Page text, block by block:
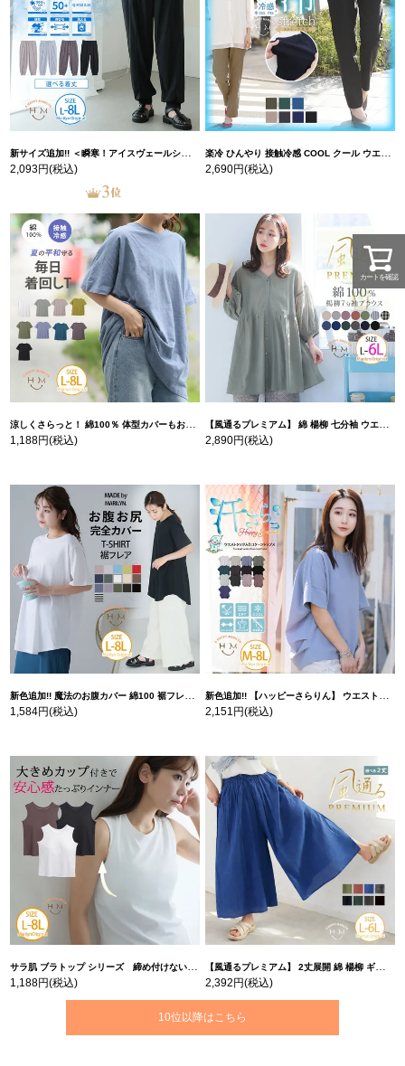
新サイズ追加!! ＜瞬寒！アイスヴェールシリーズ＞ 美脚 ジョガーパンツ 【ウェストゴム】 【ストレッチ】 | 大きいサイズの通販ならハッピーマリリン
2,093円(税込)
楽冷 ひんやり 接触冷感 COOL クール ウエストゴム 楽ちん ストレッチ 美脚 レギパン 【ストレッチ】 | 大きいサイズの通販ならハッピーマリリン
2,690円(税込)
涼しくさらっと！ 綿100％ 体型カバーもお洒落も叶える 風合いコットン ゆるシルエット ドルマン | 大きいサイズの通販ならハッピーマリリン
1,188円(税込)
【風通るプレミアム】 綿 楊柳 七分袖 ウエストギャザー ブラウス | 大きいサイズの通販ならハッピーマリリン
2,890円(税込)
新色追加!! 魔法のお腹カバー 綿100 裾フレア Tシャツ | 大きいサイズの通販ならハッピーマリリン
1,584円(税込)
新色追加!! 【ハッピーさらりん】 ウエストタック入り スッキリ魅せ コクーントップス | 大きいサイズの通販ならハッピーマリリン
2,151円(税込)
サラ肌 ブラトップ シリーズ 締め付けない リブ タンクトップ | 大きいサイズの通販ならハッピーマリリン
1,188円(税込)
【風通るプレミアム】 2丈展開 綿 楊柳 ギャザー フレア スカンツ 【ウェストゴム】 | 大きいサイズの通販ならハッピーマリリン
2,392円(税込)
10位以降はこちら
カートを確認